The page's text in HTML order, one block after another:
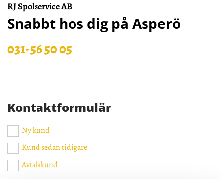
RJ Spolservice AB
Snabbt hos dig på Asperö
031-56 50 05
Kontaktformulär
Ny kund
Kund sedan tidigare
Avtalskund